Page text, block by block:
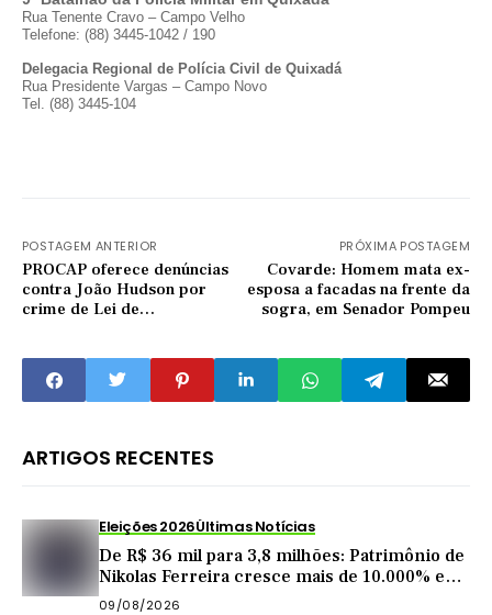
Rua Tenente Cravo – Campo Velho
Telefone: (88) 3445-1042 / 190
Delegacia Regional de Polícia Civil de Quixadá
Rua Presidente Vargas – Campo Novo
Tel. (88) 3445-104
POSTAGEM ANTERIOR
PROCAP oferece denúncias
contra João Hudson por
crime de Lei de
PRÓXIMA POSTAGEM
Covarde: Homem mata ex-
esposa a facadas na frente da
sogra, em Senador Pompeu
ARTIGOS RECENTES
Eleições 2026Últimas Notícias
De R$ 36 mil para 3,8 milhões: Patrimônio de
Nikolas Ferreira cresce mais de 10.000% em
4 anos como deputado
09/08/2026